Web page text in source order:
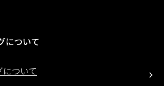
について
ついて